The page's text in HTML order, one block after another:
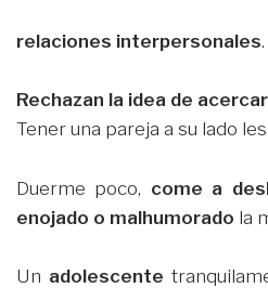
relaciones interpersonales.
Rechazan la idea de
Tener una pareja a su lado
Duerme poco, come a
enojado o malhumorado la
Un adolescente